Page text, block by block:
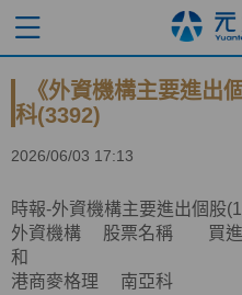
《外資機構主要進出
科(3392)
2026/06/03 17:13
時報-外資機構主要進出個股
外資機構 股票名稱 買
和
港商麥格理